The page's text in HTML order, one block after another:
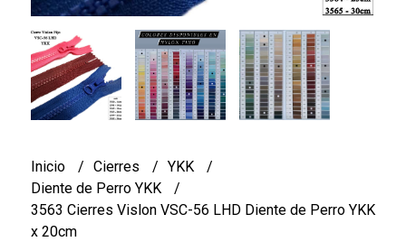
Inicio Cierres
YKK
Diente de Perro YKK
3563 Cierres Vislon VSC-56 LHD Diente de Perro YKK
x 20cm